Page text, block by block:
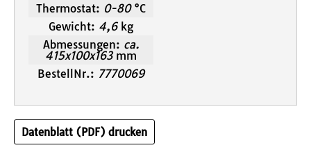
Thermostat: 0-80 °C
Gewicht: 4,6 kg
Abmessungen: ca.
415x100x163 mm
BestellNr.: 7770069
Datenblatt (PDF) drucken